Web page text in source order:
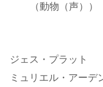
（動物（声））
ジェス・プラット
ミュリエル・アーデ